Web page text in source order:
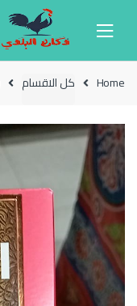
Home كل الاقسام